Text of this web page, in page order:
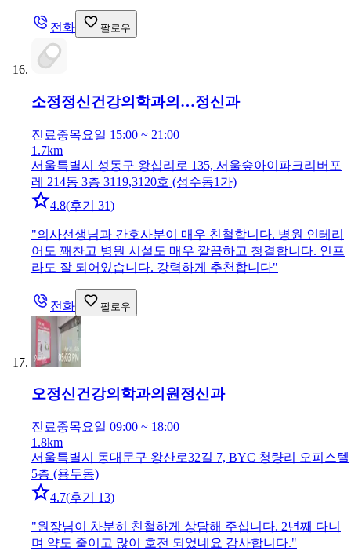
전화 팔로우
소정정신건강의학과의…정신과
진료중목요일 15:00 ~ 21:00
1.7km
서울특별시 성동구 왕십리로 135, 서울숲아이파크리버포
레 214동 3층 3119,3120호 (성수동1가)
4.8(후기 31)
"의사선생님과 간호사분이 매우 친철합니다. 병원 인테리
어도 꽤찬고 병원 시설도 매우 깔끔하고 청결합니다. 인프
라도 잘 되어있습니다. 강력하게 추천합니다"
전화 팔로우
오정신건강의학과의원정신과
진료중목요일 09:00 ~ 18:00
1.8km
서울특별시 동대문구 왕산로32길 7, BYC 청량리 오피스텔
5층 (용두동)
4.7(후기 13)
"원장님이 차분히 친철하게 상담해 주십니다. 2년째 다니
며 약도 줄이고 많이 호전 되었네요 감사합니다."